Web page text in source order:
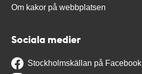
Om kakor på webbplatsen
Sociala medier
Stockholmskällan på Facebook